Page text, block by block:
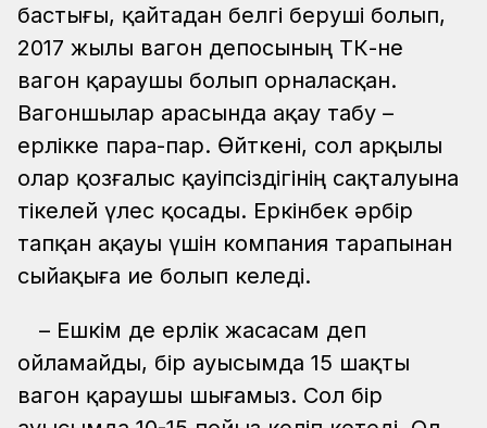
бастығы, қайтадан белгі беруші болып,
2017 жылы вагон депосының ТҚКҚ-не
вагон қараушы болып орналасқан.
Вагоншылар арасында ақау табу –
ерлікке пара-пар. Өйткені, сол арқылы
олар қозғалыс қауіпсіздігінің сақталуына
тікелей үлес қосады. Еркінбек әрбір
тапқан ақауы үшін компания тарапынан
сыйақыға ие болып келеді.
– Ешкім де ерлік жасасам деп
ойламайды, бір ауысымда 15 шақты
вагон қараушы шығамыз. Сол бір